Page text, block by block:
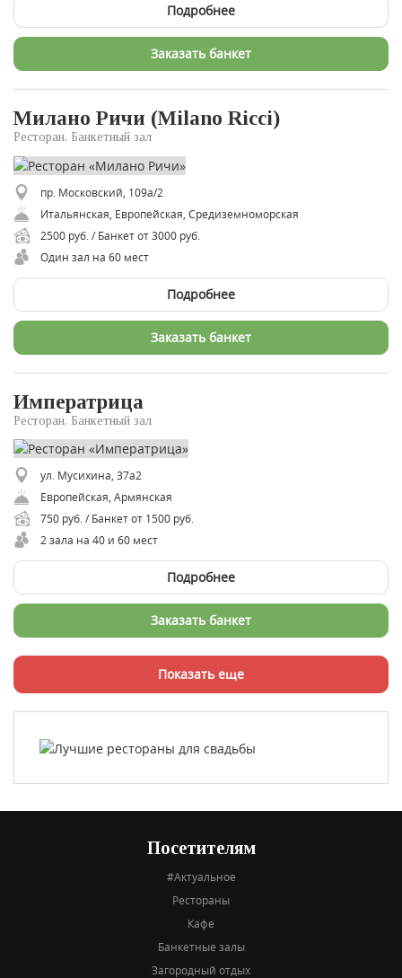
Подробнее
Заказать банкет
Милано Ричи (Milano Ricci)
Ресторан, Банкетный зал
пр. Московский, 109а/2
Итальянская, Европейская, Средиземноморская
2500 руб. / Банкет от 3000 руб.
Один зал на 60 мест
Подробнее
Заказать банкет
Императрица
Ресторан, Банкетный зал
ул. Мусихина, 37а2
Европейская, Армянская
750 руб. / Банкет от 1500 руб.
2 зала на 40 и 60 мест
Подробнее
Заказать банкет
Показать еще
Посетителям
#Актуальное
Рестораны
Кафе
Банкетные залы
Загородный отдых